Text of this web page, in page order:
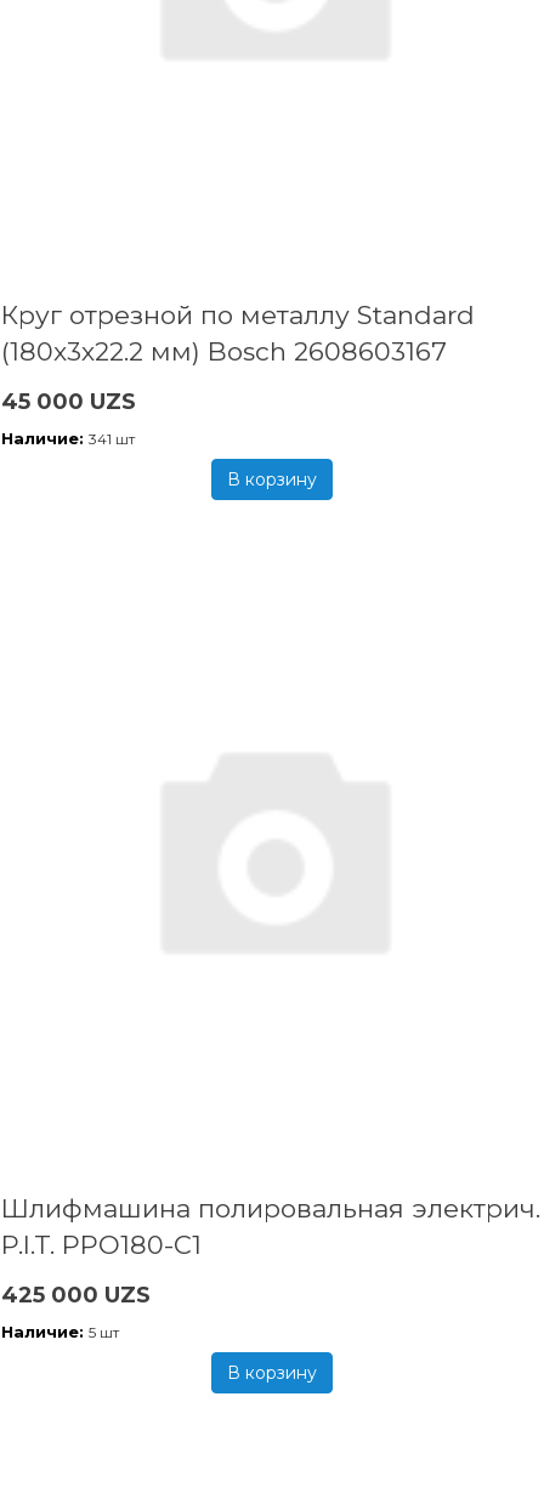
Круг отрезной по металлу Standard
(180x3х22.2 мм) Bosch 2608603167
45 000 UZS
Наличие: 341 шт
В корзину
Шлифмашина полировальная электрич.
P.I.T. PPO180-C1
425 000 UZS
Наличие: 5 шт
В корзину